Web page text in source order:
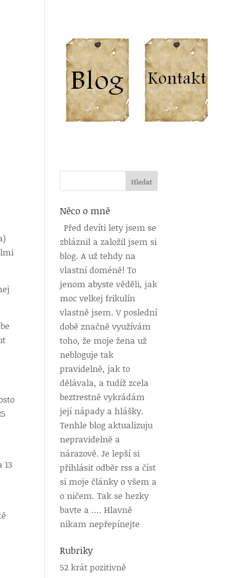
Něco o mně
Před devíti lety jsem se
zbláznil a založil jsem si
blog. A už tehdy na
vlastní doméně! To
jenom abyste věděli, jak
moc velkej frikulín
vlastně jsem. V poslední
době značně využívám
toho, že moje žena už
nebloguje tak
pravidelně, jak to
dělávala, a tudíž zcela
beztrestně vykrádám
její nápady a hlášky.
Tenhle blog aktualizuju
nepravidelně a
nárazově. Je lepší si
přihlásit odběr rss a číst
si moje články o všem a
o ničem. Tak se hezky
bavte a …. Hlavně
nikam nepřepínejte
Rubriky
52 krát pozitivně